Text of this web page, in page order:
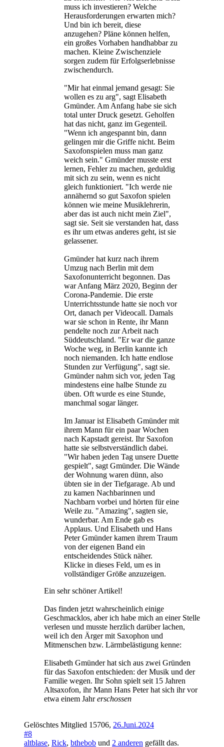
muss ich investieren? Welche
Herausforderungen erwarten mich?
Und bin ich bereit, diese
anzugehen? Pläne können helfen,
ein großes Vorhaben handhabbar zu
machen. Kleine Zwischenziele
sorgen zudem für Erfolgserlebnisse
zwischendurch.
"Mir hat einmal jemand gesagt: Sie
wollen es zu arg", sagt Elisabeth
Gmünder. Am Anfang habe sie sich
total unter Druck gesetzt. Geholfen
hat das nicht, ganz im Gegenteil.
"Wenn ich angespannt bin, dann
gelingen mir die Griffe nicht. Beim
Saxofonspielen muss man ganz
weich sein." Gmünder musste erst
lernen, Fehler zu machen, geduldig
mit sich zu sein, wenn es nicht
gleich funktioniert. "Ich werde nie
annähernd so gut Saxofon spielen
können wie meine Musiklehrerin,
aber das ist auch nicht mein Ziel",
sagt sie. Seit sie verstanden hat, dass
es ihr um etwas anderes geht, ist sie
gelassener.
Gmünder hat kurz nach ihrem
Umzug nach Berlin mit dem
Saxofonunterricht begonnen. Das
war Anfang März 2020, Beginn der
Corona-Pandemie. Die erste
Unterrichtsstunde hatte sie noch vor
Ort, danach per Videocall. Damals
war sie schon in Rente, ihr Mann
pendelte noch zur Arbeit nach
Süddeutschland. "Er war die ganze
Woche weg, in Berlin kannte ich
noch niemanden. Ich hatte endlose
Stunden zur Verfügung", sagt sie.
Gmünder nahm sich vor, jeden Tag
mindestens eine halbe Stunde zu
üben. Oft wurde es eine Stunde,
manchmal sogar länger.
Im Januar ist Elisabeth Gmünder mit
ihrem Mann für ein paar Wochen
nach Kapstadt gereist. Ihr Saxofon
hatte sie selbstverständlich dabei.
"Wir haben jeden Tag unsere Duette
gespielt", sagt Gmünder. Die Wände
der Wohnung waren dünn, also
übten sie in der Tiefgarage. Ab und
zu kamen Nachbarinnen und
Nachbarn vorbei und hörten für eine
Weile zu. "Amazing", sagten sie,
wunderbar. Am Ende gab es
Applaus. Und Elisabeth und Hans
Peter Gmünder kamen ihrem Traum
von der eigenen Band ein
entscheidendes Stück näher.
Klicke in dieses Feld, um es in
vollständiger Größe anzuzeigen.
Ein sehr schöner Artikel!
Das finden jetzt wahrscheinlich einige
Geschmacklos, aber ich habe mich an einer Stelle
verlesen und musste herzlich darüber lachen,
weil ich den Ärger mit Saxophon und
Mitmenschen bzw. Lärmbelästigung kenne:
Elisabeth Gmünder hat sich aus zwei Gründen
für das Saxofon entschieden: der Musik und der
Familie wegen. Ihr Sohn spielt seit 15 Jahren
Altsaxofon, ihr Mann Hans Peter hat sich ihr vor
etwa einem Jahrerschossen
Gelöschtes Mitglied 15706, 26.Juni.2024
#8
altblase, Rick, bthebob und 2 anderen gefällt das.